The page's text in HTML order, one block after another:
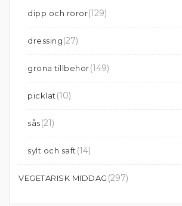
dipp och röror(129)
dressing(27)
gröna tillbehör(149)
picklat (10)
sås(21)
sylt och saft (14)
VEGETARISK MIDDAG (297)